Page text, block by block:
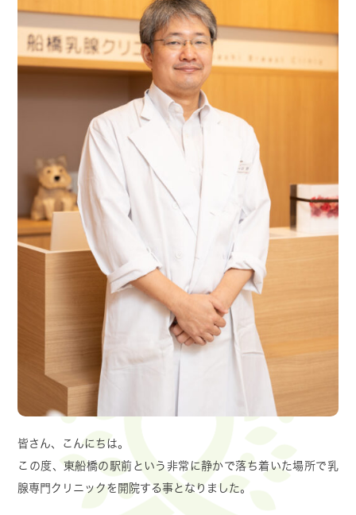
2023.03.01
マイナンバーカードが保険証として使
用できるようになります
3月1日より、当院でもマイナンバーカードを保険
証の代わりとして使用する事が可能となります。
御希望の方は、受付にてお声掛け下さい。
なお、今までどおりに従来の保険証も使用出来ま
すのでご安心ください。
2022.09.30
当院は船橋市の生活保護法等による指定医療機関
に指定されておりませんので、
申し訳ございませんが医療券は使用出来ません。
予めご了承いただけますと幸いです。
2023.01.30
自費の超音波検診の予約時間について
皆さん、こんにちは。
この度、東船橋の駅前という非常に静かで落ち着いた場所で乳
腺専門クリニックを開院する事となりました。